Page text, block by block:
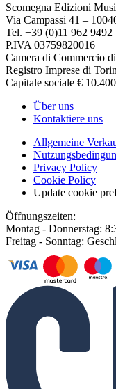
Scomegna Edizioni
Via Campassi 41 –
Tel. +39 (0)11 962 9492
P.IVA 03759820016
Camera di Commercio
Registro Imprese di
Capitale sociale €
Über uns
Kontaktiere uns
Allgemeine
Privacy Policy
Cookie Policy
Update cookie
Öffnungszeiten:
Montag - Donnerstag:
Freitag - Sonntag: